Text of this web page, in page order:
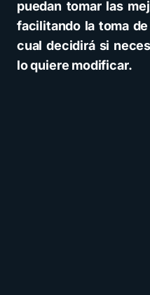
puedan tomar las
facilitando la toma
cual decidirá si
lo quiere modificar.